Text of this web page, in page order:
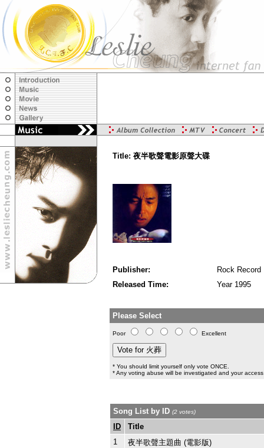
Title: 夜半歌聲電影原聲大碟
Publisher:
Rock Record
Released Time:
Year 1995
Please Select
Poor Excellent
* You should limit yourself only vote ONCE.
* Any voting abuse will be investigated and your
Song List by ID (2 votes)
ID
Title
1
夜半歌聲主題曲 (電影版)